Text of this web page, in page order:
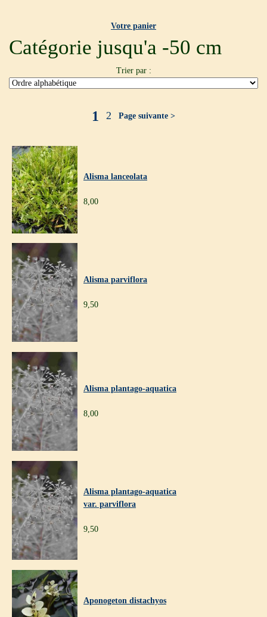
Votre panier
Catégorie jusqu'a -50 cm
Trier par :
1 2 Page suivante >
Alisma lanceolata
8,00
Alisma parviflora
9,50
Alisma plantago-aquatica
8,00
Alisma plantago-aquatica
var. parviflora
9,50
Aponogeton distachyos